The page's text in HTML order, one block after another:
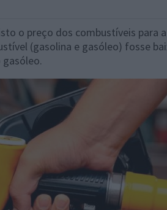
o preço dos combustíveis para
(gasolina e gasóleo) fosse